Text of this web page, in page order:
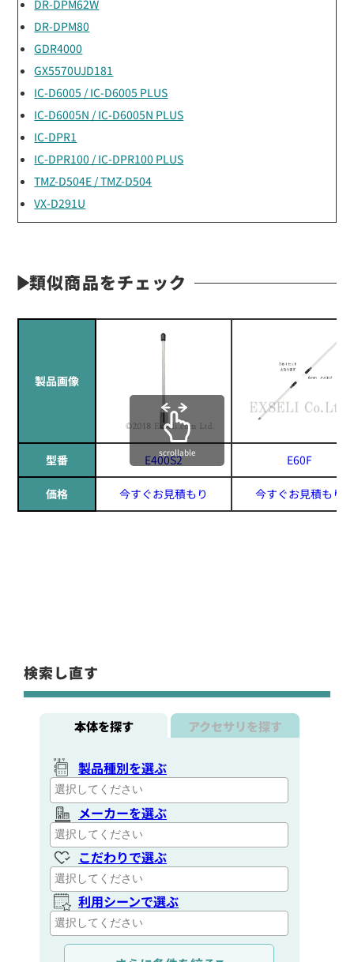
DR-DPM62W
DR-DPM80
GDR4000
GX5570UJD181
IC-D6005 / IC-D6005 PLUS
IC-D6005N / IC-D6005N PLUS
IC-DPR1
IC-DPR100 / IC-DPR100 PLUS
TMZ-D504E / TMZ-D504
VX-D291U
類似商品をチェック
製品画像
型番 E400S2 E60F
価格 今すぐお見積もり 今すぐお見積もり
scrollable
検索し直す
本体を探す アクセサリを探す
製品種別を選ぶ
メーカーを選ぶ
こだわりで選ぶ
利用シーンで選ぶ
通信距離を選ぶ